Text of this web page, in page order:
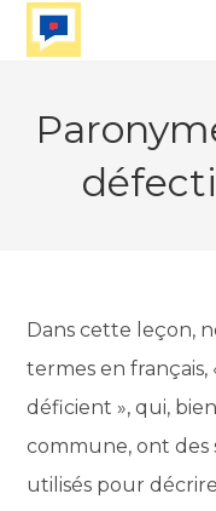
Skip
Dans cette leçon,
termes en français,
déficient », qui,
commune, ont des
utilisés pour